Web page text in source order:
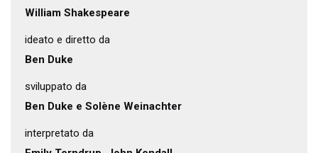
William Shakespeare
ideato e diretto da
Ben Duke
sviluppato da
Ben Duke e Solène Weinachter
interpretato da